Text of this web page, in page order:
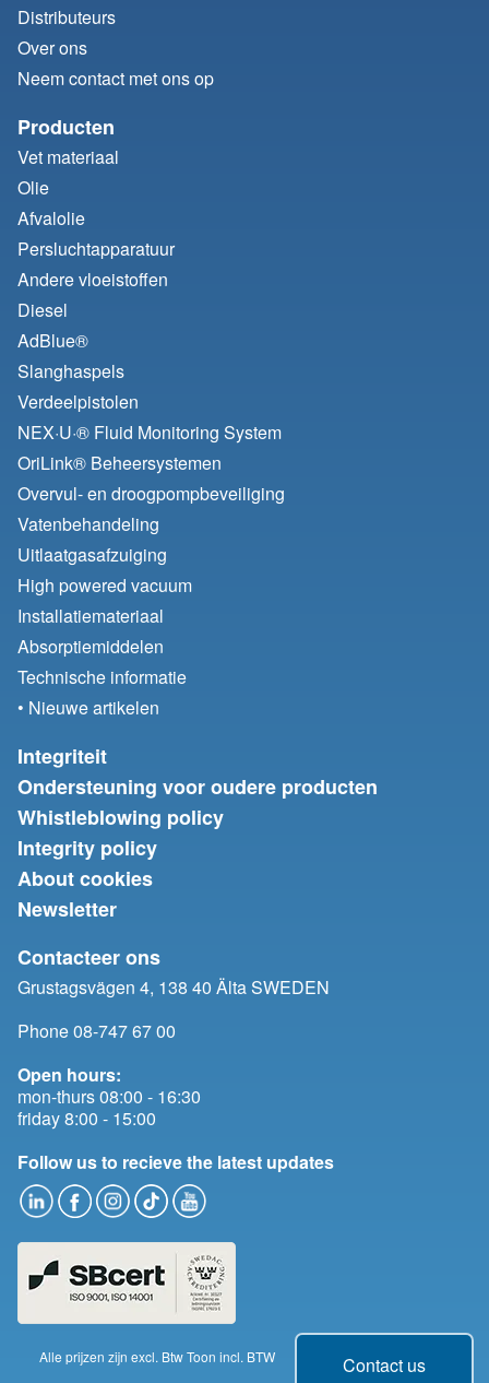
Contact us
Distributeurs
Over ons
Neem contact met ons op
Producten
Vet materiaal
Olie
Afvalolie
Persluchtapparatuur
Andere vloeistoffen
Diesel
AdBlue®
Slanghaspels
Verdeelpistolen
NEX·U·® Fluid Monitoring System
OriLink® Beheersystemen
Overvul- en droogpompbeveiliging
Vatenbehandeling
Uitlaatgasafzuiging
High powered vacuum
Installatiemateriaal
Absorptiemiddelen
Technische informatie
• Nieuwe artikelen
Integriteit
Ondersteuning voor oudere producten
Whistleblowing policy
Integrity policy
About cookies
Newsletter
Contacteer ons
Grustagsvägen 4, 138 40 Älta SWEDEN
Phone 08-747 67 00
Open hours:
mon-thurs 08:00 - 16:30
friday 8:00 - 15:00
Follow us to recieve the latest updates
Alle prijzen zijn excl. BtwToon incl. BTW Change cookie consent